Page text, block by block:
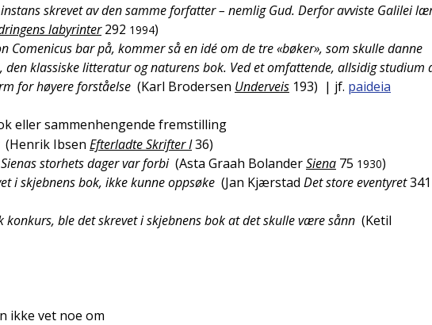
skrevet av den samme forfatter – nemlig Gud. Derfor avviste Galilei
labyrinter 292 1994)
Comenicus bar på, kommer så en idé om de tre «bøker», som skulle danne
klassiske litteratur og naturens bok. Ved et omfattende, allsidig studium
for høyere forståelse (Karl Brodersen Underveis 193) | jf. paideia
eller sammenhengende fremstilling
(Henrik Ibsen Efterladte Skrifter I36)
storhets dager var forbi (Asta Graah BolanderSiena 75 1930)
i skjebnens bok, ikke kunne oppsøke (Jan Kjærstad Det store eventyret341
konkurs, ble det skrevet i skjebnens bok at det skulle være sånn (Ketil
ikke vet noe om